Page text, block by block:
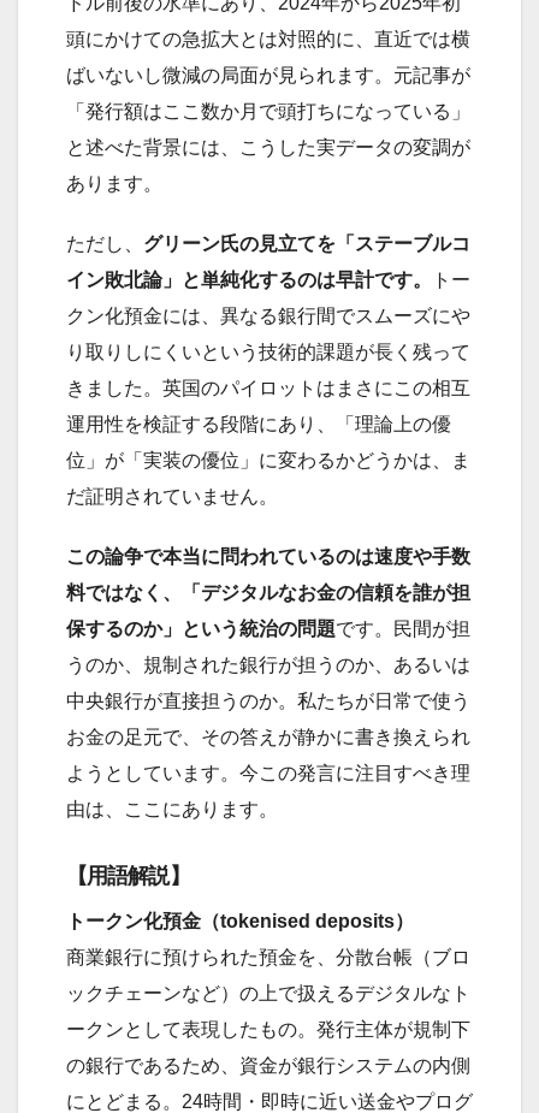
頭にかけての急拡大とは対照的に、直近では横
ばいないし微減の局面が見られます。元記事が
「発行額はここ数か月で頭打ちになっている」
と述べた背景には、こうした実データの変調が
あります。
ただし、 グリーン氏の見立てを「ステーブルコ
イン敗北論」と単純化するのは早計です。
トー
クン化預金には、異なる銀行間でスムーズにや
り取りしにくいという技術的課題が長く残って
きました。英国のパイロットはまさにこの相互
運用性を検証する段階にあり、「理論上の優
位」が「実装の優位」に変わるかどうかは、ま
だ証明されていません。
この論争で本当に問われているのは速度や手数
料ではなく、「デジタルなお金の信頼を誰が担
保するのか」という統治の問題です。民間が担
うのか、規制された銀行が担うのか、あるいは
中央銀行が直接担うのか。私たちが日常で使う
お金の足元で、その答えが静かに書き換えられ
ようとしています。今この発言に注目すべき理
由は、ここにあります。
【用語解説】
トークン化預金（tokenised deposits）
商業銀行に預けられた預金を、分散台帳（ブロ
ックチェーンなど）の上で扱えるデジタルなト
ークンとして表現したもの。発行主体が規制下
の銀行であるため、資金が銀行システムの内側
にとどまる。24時間・即時に近い送金やプログ